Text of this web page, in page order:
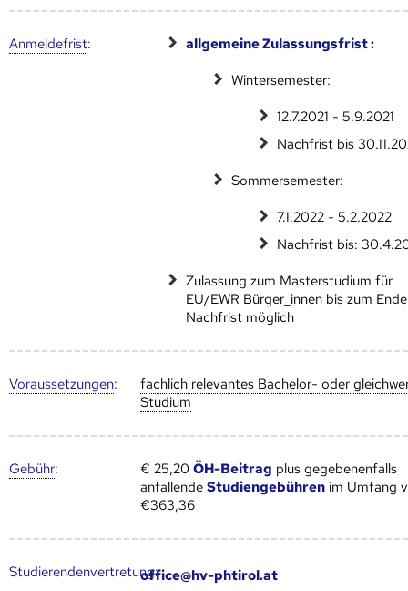
Anmelde­frist: allgemeine Zulassungsfrist :
Wintersemester:
12.7.2021 - 5.9.2021
Nachfrist bis
Sommersemester:
7.1.2022 - 5.2.2022
Nachfrist bis:
Zulassung zum Masterstudium für
EU/EWR Bürger_innen bis zum
Nachfrist möglich
Voraus­setzungen:
fachlich relevantes Bachelor- oder
Studium
Gebühr: € 25,20ÖH-Beitrag plus gegebenenfalls
anfallendeStudiengebühren im Umfang
€363,36
Studierendenvertretung:office@hv-phtirol.at